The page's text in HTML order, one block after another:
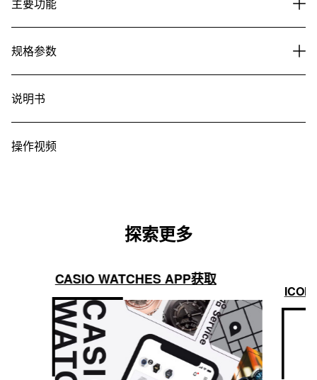
规格参数
说明书
操作视频
探索更多
CASIO WATCHES APP获取